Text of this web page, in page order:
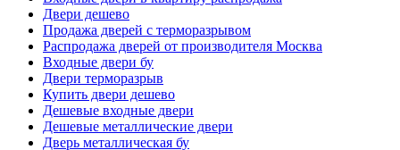
Двери дешево
Продажа дверей с терморазрывом
Распродажа дверей от производителя Москва
Входные двери бу
Двери терморазрыв
Купить двери дешево
Дешевые входные двери
Дешевые металлические двери
Дверь металлическая бу